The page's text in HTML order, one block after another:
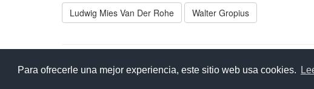
Para ofrecerle una mejor experiencia, este sitio web usa cookies.
Ludwig Mies Van Der Rohe Walter Gropius
Ayuda